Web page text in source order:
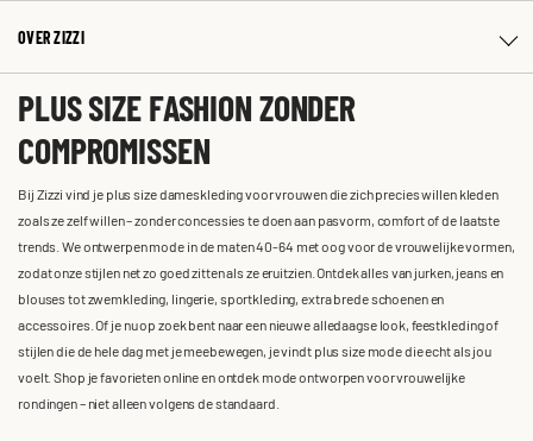
OVER ZIZZI
PLUS SIZE FASHION ZONDER
COMPROMISSEN
Bij Zizzi vind je plus size dameskleding voor vrouwen die zich precies willen kleden
zoals ze zelf willen – zonder concessies te doen aan pasvorm, comfort of de laatste
trends. We ontwerpen mode in de maten 40-64 met oog voor de vrouwelijke vormen,
zodat onze stijlen net zo goed zitten als ze eruitzien. Ontdek alles van jurken, jeans en
blouses tot zwemkleding, lingerie, sportkleding, extra brede schoenen en
accessoires. Of je nu op zoek bent naar een nieuwe alledaagse look, feestkleding of
stijlen die de hele dag met je meebewegen, je vindt plus size mode die echt als jou
voelt. Shop je favorieten online en ontdek mode ontworpen voor vrouwelijke
rondingen – niet alleen volgens de standaard.